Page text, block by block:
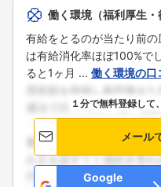
働く環境（福利厚生・
有給をとるのが当たり前
は有給消化率ほぼ100%で
ると1ヶ月 ... 働く環境の口
１分で無料登録し
メール
Google